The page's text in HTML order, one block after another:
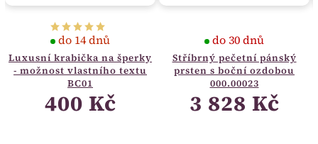
krabička na šperky
vlastního textu
BC01
do 14 dnů
400 Kč
Stříbrný pečetní pánský
prsten s boční ozdobou
000.00023
do 30 dnů
3 828 Kč